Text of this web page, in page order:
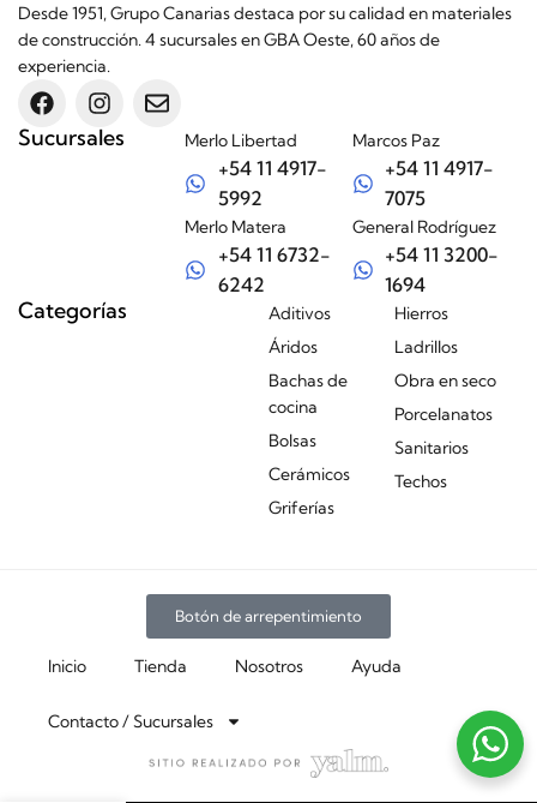
Desde 1951, Grupo Canarias destaca por su calidad en materiales
de construcción. 4 sucursales en GBA Oeste, 60 años de
experiencia.
Sucursales Merlo Libertad
+54 11 4917-
5992
Merlo Matera
+54 11 6732-
6242
Marcos Paz
+54 11 4917-
7075
General Rodríguez
+54 11 3200-
1694
Categorías
Aditivos
Áridos
Bachas de
cocina
Bolsas
Cerámicos
Griferías
Hierros
Ladrillos
Obra en seco
Porcelanatos
Sanitarios
Techos
Botón de arrepentimiento
Inicio Tienda Nosotros Ayuda
Contacto / Sucursales